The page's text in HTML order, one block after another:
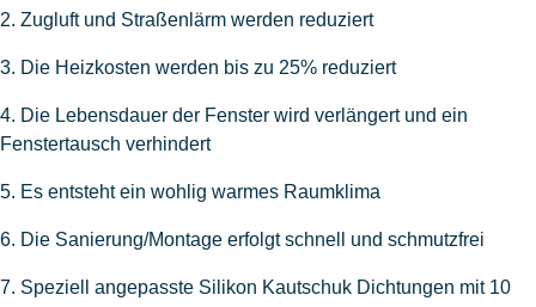
2. Zugluft und Straßenlärm werden reduziert
3. Die Heizkosten werden bis zu 25% reduziert
4. Die Lebensdauer der Fenster wird verlängert und ein
Fenstertausch verhindert
5. Es entsteht ein wohlig warmes Raumklima
6. Die Sanierung/Montage erfolgt schnell und schmutzfrei
7. Speziell angepasste Silikon Kautschuk Dichtungen mit 10